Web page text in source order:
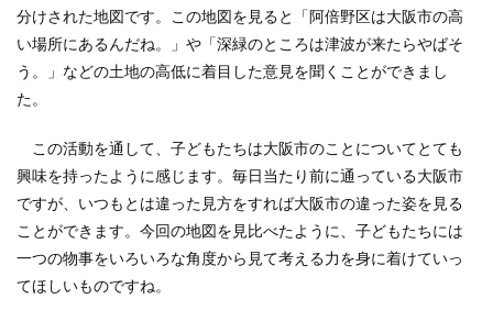
分けされた地図です。この地図を見ると「阿倍野区は大阪市の高
い場所にあるんだね。」や「深緑のところは津波が来たらやばそ
う。」などの土地の高低に着目した意見を聞くことができまし
た。
この活動を通して、子どもたちは大阪市のことについてとても
興味を持ったように感じます。毎日当たり前に通っている大阪市
ですが、いつもとは違った見方をすれば大阪市の違った姿を見る
ことができます。今回の地図を見比べたように、子どもたちには
一つの物事をいろいろな角度から見て考える力を身に着けていっ
てほしいものですね。